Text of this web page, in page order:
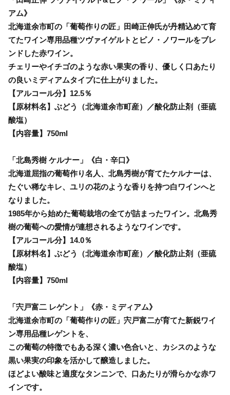
アム》
北海道余市町の「葡萄作りの匠」田崎正伸氏が丹精込めて育
てたワイン専用品種ツヴァイゲルトとピノ・ノワールをブレ
ンドした赤ワイン。
チェリーやイチゴのような赤い果実の香り、優しく口あたり
の良いミディアムタイプに仕上がりました。
【アルコール分】12.5％
【原材料名】ぶどう（北海道余市町産）／酸化防止剤（亜硫
酸塩）
【内容量】750ml
「北島秀樹 ケルナー」《白・辛口》
北海道屈指の葡萄作り名人、北島秀樹が育てたケルナーは、
たぐい稀なキレ、ユリの花のような香りを持つ白ワインへと
なりました。
1985年から始めた葡萄栽培の全てが詰まったワイン。北島秀
樹の葡萄への愛情が連想されるようなワインです。
【アルコール分】14.0％
【原材料名】ぶどう（北海道余市町産）／酸化防止剤（亜硫
酸塩）
【内容量】750ml
「宍戸富二 レゲント」《赤・ミディアム》
北海道余市町の「葡萄作りの匠」宍戸富二が育てた新鋭ワイ
ン専用品種レゲントを、
この葡萄の特徴でもある深く濃い色合いと、カシスのような
黒い果実の印象を活かして醸造しました。
ほどよい酸味と適度なタンニンで、口あたりが滑らかな赤ワ
インです。